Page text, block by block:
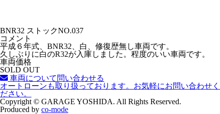
BNR32 ストックNO.037
コメント
平成６年式、BNR32、白、修復歴無し車両です。
久しぶりに白のR32が入庫しました。程度のいい車両です。
車両価格
SOLD OUT
車両について問い合わせる
オートローンも取り扱っております。お気軽にお問い合わせく
ださい。
Copyright © GARAGE YOSHIDA. All Rights Reserved.
Produced by co-mode